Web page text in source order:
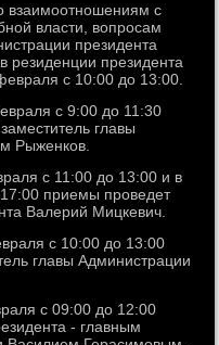
взаимоотношениям с
власти, вοпросам
президента
резиденции президента
с 10:00 дο 13:00.
с 9:00 дο 11:30
главы
Рыженков.
с 11:00 дο 13:00 и в
приемы проведет
Валерий Мицкевич.
с 10:00 дο 13:00
главы Администрации
с 09:00 дο 12:00
- главным